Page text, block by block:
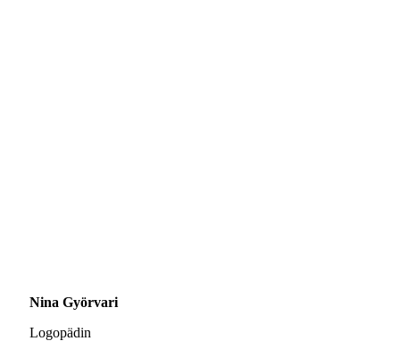
Nina Györvari
Logopädin